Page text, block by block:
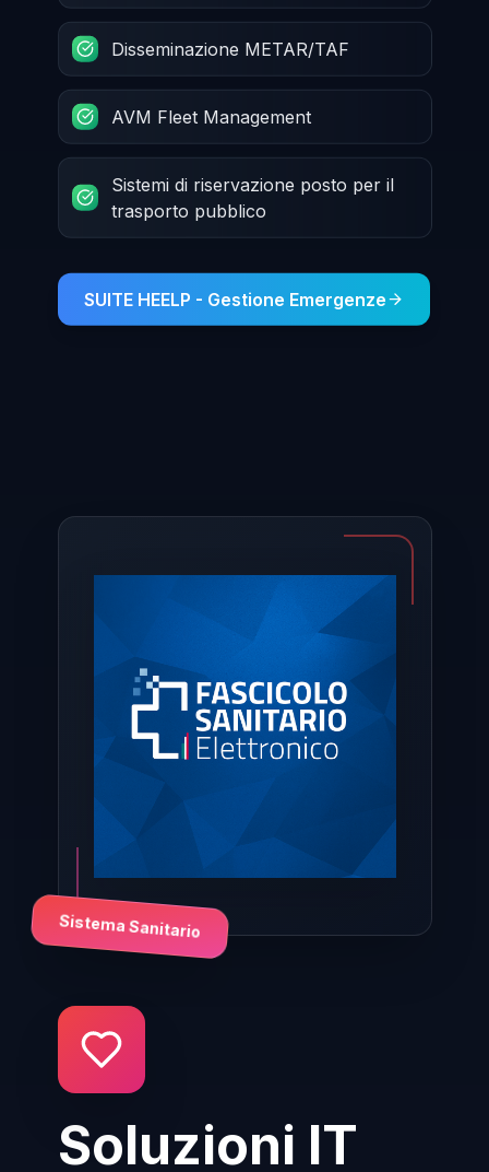
Disseminazione METAR/TAF
AVM Fleet Management
Sistemi di riservazione posto per il
trasporto pubblico
SUITE HEELP - Gestione Emergenze
Soluzioni IT
Sistema Sanitario